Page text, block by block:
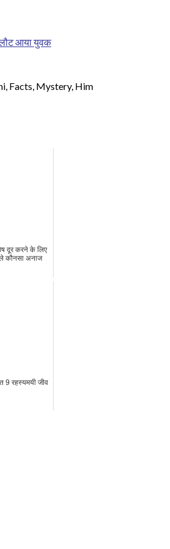
लौट आया युवक
Facts, Mystery, Him
दूर करने के लिए
कौनसा अनाज
9 रहस्यमयी जीव